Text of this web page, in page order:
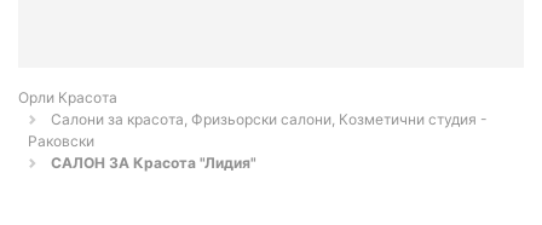
Орли Красота
Салони за красота, Фризьорски салони, Козметични студия -
Раковски
САЛОН ЗА Красота "Лидия"